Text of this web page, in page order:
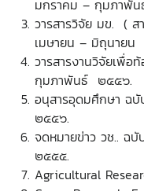
มกราคม – กุมภาพั
วารสารวิจัย มข. ( ส
เมษายน – มิถุนาย
วารสารงานวิจัยเพื่อ
กุมภาพันธ์ ๒๕๕๖.
อนุสารอุดมศึกษา ฉ
๒๕๕๖.
จดหมายข่าว วช.. ฉ
๒๕๕๕.
Agricultural